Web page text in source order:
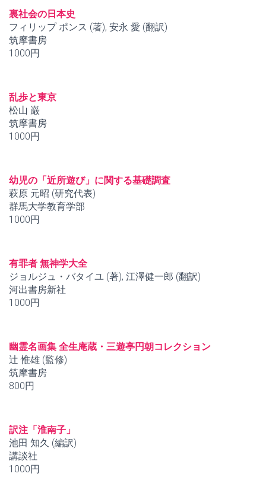
裏社会の日本史
フィリップ ポンス (著), 安永 愛 (翻訳)
筑摩書房
1000円
乱歩と東京
松山 巌
筑摩書房
1000円
幼児の「近所遊び」に関する基礎調査
萩原 元昭 (研究代表)
群馬大学教育学部
1000円
有罪者 無神学大全
ジョルジュ・バタイユ (著), 江澤健一郎 (翻訳)
河出書房新社
1000円
幽霊名画集 全生庵蔵・三遊亭円朝コレクション
辻 惟雄 (監修)
筑摩書房
800円
訳注「淮南子」
池田 知久 (編訳)
講談社
1000円